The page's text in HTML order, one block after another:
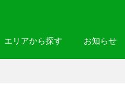
エリアから探す お知らせ